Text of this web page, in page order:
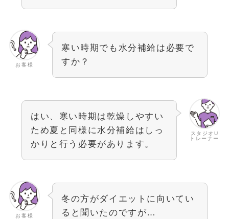
お客様
寒い時期でも水分補給は必要で
すか？
スタジオU
トレーナー
はい、寒い時期は乾燥しやすい
ため夏と同様に水分補給はしっ
かりと行う必要があります。
お客様
冬の方がダイエットに向いてい
ると聞いたのですが…